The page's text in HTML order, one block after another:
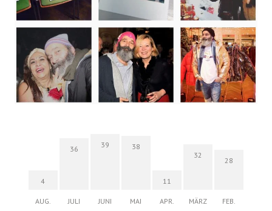
4
AUG.
36
JULI
39
JUNI
38
MAI
11
APR.
32
MÄRZ
28
FEB.